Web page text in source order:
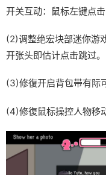
开关互动：鼠标左键点击
(2)调整绝宏块部迷你游
开张头即估计点击跳过。
(3)修復开启背包带有际
(4)修復鼠标操控人物移